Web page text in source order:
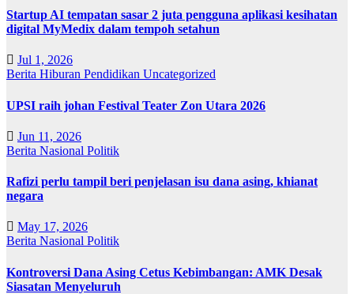
Startup AI tempatan sasar 2 juta pengguna aplikasi kesihatan
digital MyMedix dalam tempoh setahun
Jul 1, 2026
Berita Hiburan Pendidikan Uncategorized
UPSI raih johan Festival Teater Zon Utara 2026
Jun 11, 2026
Berita Nasional Politik
Rafizi perlu tampil beri penjelasan isu dana asing, khianat
negara
May 17, 2026
Berita Nasional Politik
Kontroversi Dana Asing Cetus Kebimbangan: AMK Desak
Siasatan Menyeluruh